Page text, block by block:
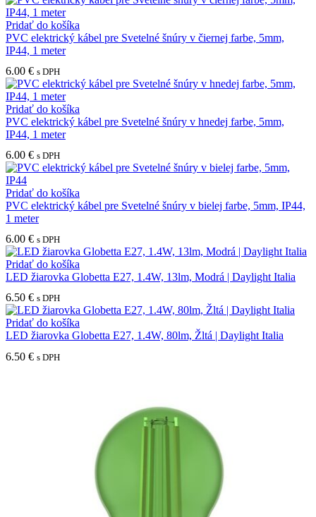
Pridať do košíka
PVC elektrický kábel pre Svetelné šnúry v čiernej farbe, 5mm,
IP44, 1 meter
6.00 € s DPH
Pridať do košíka
PVC elektrický kábel pre Svetelné šnúry v hnedej farbe, 5mm,
IP44, 1 meter
6.00 € s DPH
Pridať do košíka
PVC elektrický kábel pre Svetelné šnúry v bielej farbe, 5mm, IP44,
1 meter
6.00 € s DPH
Pridať do košíka
LED žiarovka Globetta E27, 1.4W, 13lm, Modrá | Daylight Italia
6.50 € s DPH
Pridať do košíka
LED žiarovka Globetta E27, 1.4W, 80lm, Žltá | Daylight Italia
6.50 € s DPH